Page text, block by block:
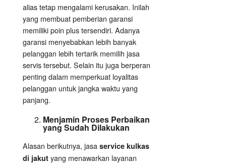
alias tetap mengalami kerusakan. Inilah
yang membuat pemberian garansi
memiliki poin plus tersendiri. Adanya
garansi menyebabkan lebih banyak
pelanggan lebih tertarik memilih jasa
servis tersebut. Selain itu juga berperan
penting dalam memperkuat loyalitas
pelanggan untuk jangka waktu yang
panjang.
Menjamin Proses Perbaikan
yang Sudah Dilakukan
Alasan berikutnya, jasa service kulkas
di jakut yang menawarkan layanan